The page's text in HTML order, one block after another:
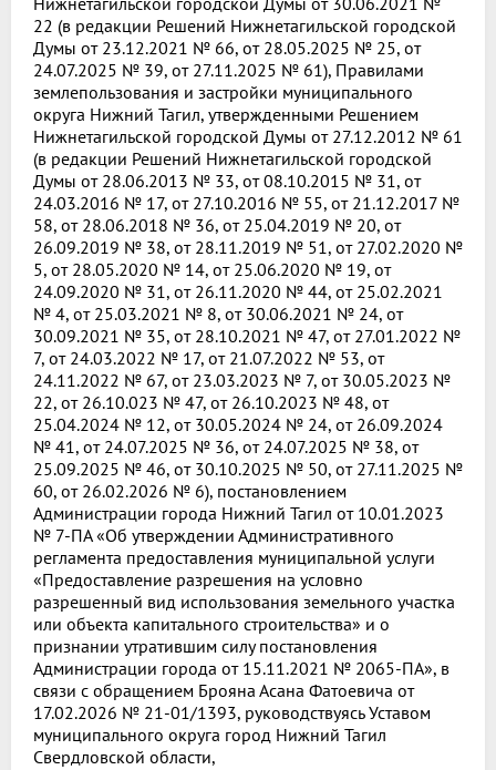
22 (в редакции Решений Нижнетагильской городской
Думы от 23.12.2021 № 66, от 28.05.2025 № 25, от
24.07.2025 № 39, от 27.11.2025 № 61), Правилами
землепользования и застройки муниципального
округа Нижний Тагил, утвержденными Решением
Нижнетагильской городской Думы от 27.12.2012 № 61
(в редакции Решений Нижнетагильской городской
Думы от 28.06.2013 № 33, от 08.10.2015 № 31, от
24.03.2016 № 17, от 27.10.2016 № 55, от 21.12.2017 №
58, от 28.06.2018 № 36, от 25.04.2019 № 20, от
26.09.2019 № 38, от 28.11.2019 № 51, от 27.02.2020 №
5, от 28.05.2020 № 14, от 25.06.2020 № 19, от
24.09.2020 № 31, от 26.11.2020 № 44, от 25.02.2021
№ 4, от 25.03.2021 № 8, от 30.06.2021 № 24, от
30.09.2021 № 35, от 28.10.2021 № 47, от 27.01.2022 №
7, от 24.03.2022 № 17, от 21.07.2022 № 53, от
24.11.2022 № 67, от 23.03.2023 № 7, от 30.05.2023 №
22, от 26.10.023 № 47, от 26.10.2023 № 48, от
25.04.2024 № 12, от 30.05.2024 № 24, от 26.09.2024
№ 41, от 24.07.2025 № 36, от 24.07.2025 № 38, от
25.09.2025 № 46, от 30.10.2025 № 50, от 27.11.2025 №
60, от 26.02.2026 № 6), постановлением
Администрации города Нижний Тагил от 10.01.2023
№ 7-ПА «Об утверждении Административного
регламента предоставления муниципальной услуги
«Предоставление разрешения на условно
разрешенный вид использования земельного участка
или объекта капитального строительства» и о
признании утратившим силу постановления
Администрации города от 15.11.2021 № 2065-ПА», в
связи с обращением Брояна Асана Фатоевича от
17.02.2026 № 21-01/1393, руководствуясь Уставом
муниципального округа город Нижний Тагил
Свердловской области,